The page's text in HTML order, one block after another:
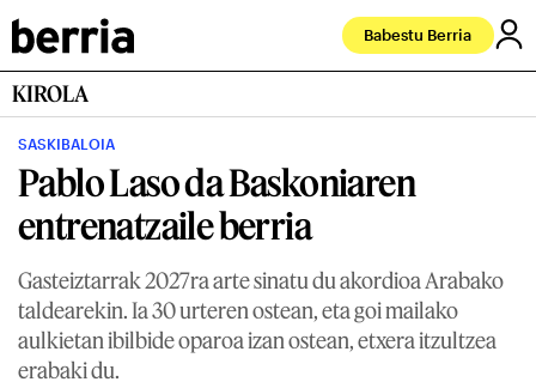
Babestu Berria
KIROLA
SASKIBALOIA
Pablo Laso da Baskoniaren
entrenatzaile berria
Gasteiztarrak 2027ra arte sinatu du akordioa Arabako
taldearekin. Ia 30 urteren ostean, eta goi mailako
aulkietan ibilbide oparoa izan ostean, etxera itzultzea
erabaki du.